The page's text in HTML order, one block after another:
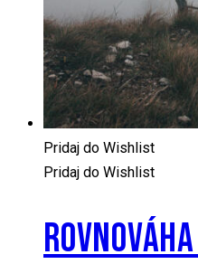
Pridaj do Wishlist
Pridaj do Wishlist